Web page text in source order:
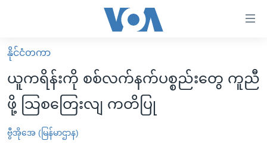
လွယ်ကူ
စေ
သည့်
Link
များ
မူလစာမျက်နှာ
မြန်မာ
ကမ္ဘာ့သတင်းများ
နိုင်ငံတကာ
ဗွီဒီယို
နိုင်ငံတကာ
ယူကရိန်းကို စစ်လက်နက်ပစ္စည်းတွေ ကူညီ
ဖို့ သြစတြေးလျ ကတိပြု
ဗွီအိုအေ (မြန်မာဌာန)